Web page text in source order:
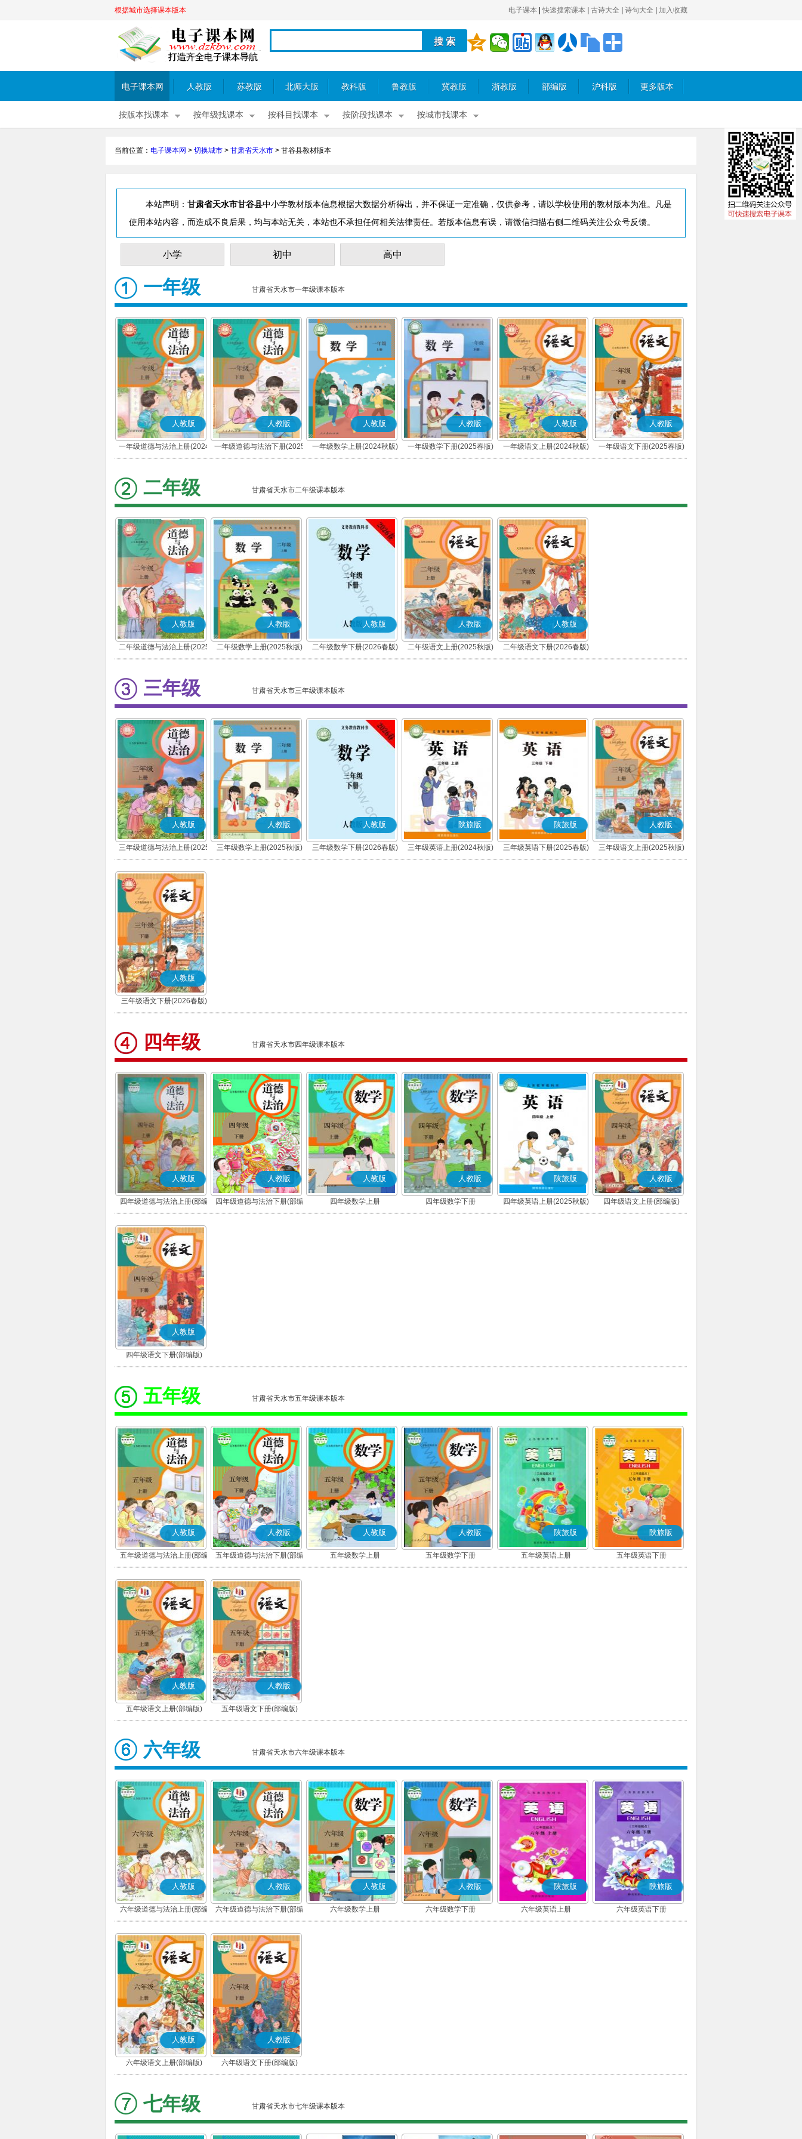
根据城市选择课本版本 电子课本 快速搜索课本 古诗大全 诗句大全 加入收藏
电子课本网 人教版 苏教版 北师大版 教科版 鲁教版 冀教版 浙教版 部编版 沪科版 更多版本
按版本找课本 按年级找课本 按科目找课本 按阶段找课本 按城市找课本
当前位置： 电子课本网 > 切换城市 > 甘肃省天水市 > 甘谷县教材版本
本站声明： 甘肃省天水市甘谷县中小学教材版本信息根据大数据分析得出，并不保证一定准确，仅供参考，请以学校使用的教材版本为准。凡是
使用本站内容，而造成不良后果，均与本站无关，本站也不承担任何相关法律责任。若版本信息有误，请微信扫描右侧二维码关注公众号反馈。
小学 初中 高中
一年级 甘肃省天水市一年级课本版本
人教版
一年级道德与法治上册(2024
秋版)(部编版)
人教版
一年级道德与法治下册(2025
春版)(部编版)
人教版
一年级数学上册(2024秋版)
人教版
一年级数学下册(2025春版)
人教版
一年级语文上册(2024秋版)
(部编版)
人教版
一年级语文下册(2025春版)
(部编版)
二年级 甘肃省天水市二年级课本版本
人教版
二年级道德与法治上册(2025
秋版)(部编版)
人教版
二年级数学上册(2025秋版)
人教版
二年级数学下册(2026春版)
人教版
二年级语文上册(2025秋版)
(部编版)
人教版
二年级语文下册(2026春版)
(部编版)
三年级 甘肃省天水市三年级课本版本
人教版
三年级道德与法治上册(2025
秋版)(部编版)
人教版
三年级数学上册(2025秋版)
人教版
三年级数学下册(2026春版)
陕旅版
三年级英语上册(2024秋版)
陕旅版
三年级英语下册(2025春版)
人教版
三年级语文上册(2025秋版)
(部编版)
人教版
三年级语文下册(2026春版)
(部编版)
四年级 甘肃省天水市四年级课本版本
人教版
四年级道德与法治上册(部编
版)
人教版
四年级道德与法治下册(部编
版)
人教版
四年级数学上册
人教版
四年级数学下册
陕旅版
四年级英语上册(2025秋版)
人教版
四年级语文上册(部编版)
人教版
四年级语文下册(部编版)
五年级 甘肃省天水市五年级课本版本
人教版
五年级道德与法治上册(部编
版)
人教版
五年级道德与法治下册(部编
版)
人教版
五年级数学上册
人教版
五年级数学下册
陕旅版
五年级英语上册
陕旅版
五年级英语下册
人教版
五年级语文上册(部编版)
人教版
五年级语文下册(部编版)
六年级 甘肃省天水市六年级课本版本
人教版
六年级道德与法治上册(部编
版)
人教版
六年级道德与法治下册(部编
版)
人教版
六年级数学上册
人教版
六年级数学下册
陕旅版
六年级英语上册
陕旅版
六年级英语下册
人教版
六年级语文上册(部编版)
人教版
六年级语文下册(部编版)
七年级 甘肃省天水市七年级课本版本